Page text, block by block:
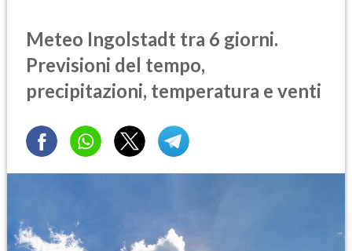
Meteo Ingolstadt tra 6 giorni.
Previsioni del tempo,
precipitazioni, temperatura e venti